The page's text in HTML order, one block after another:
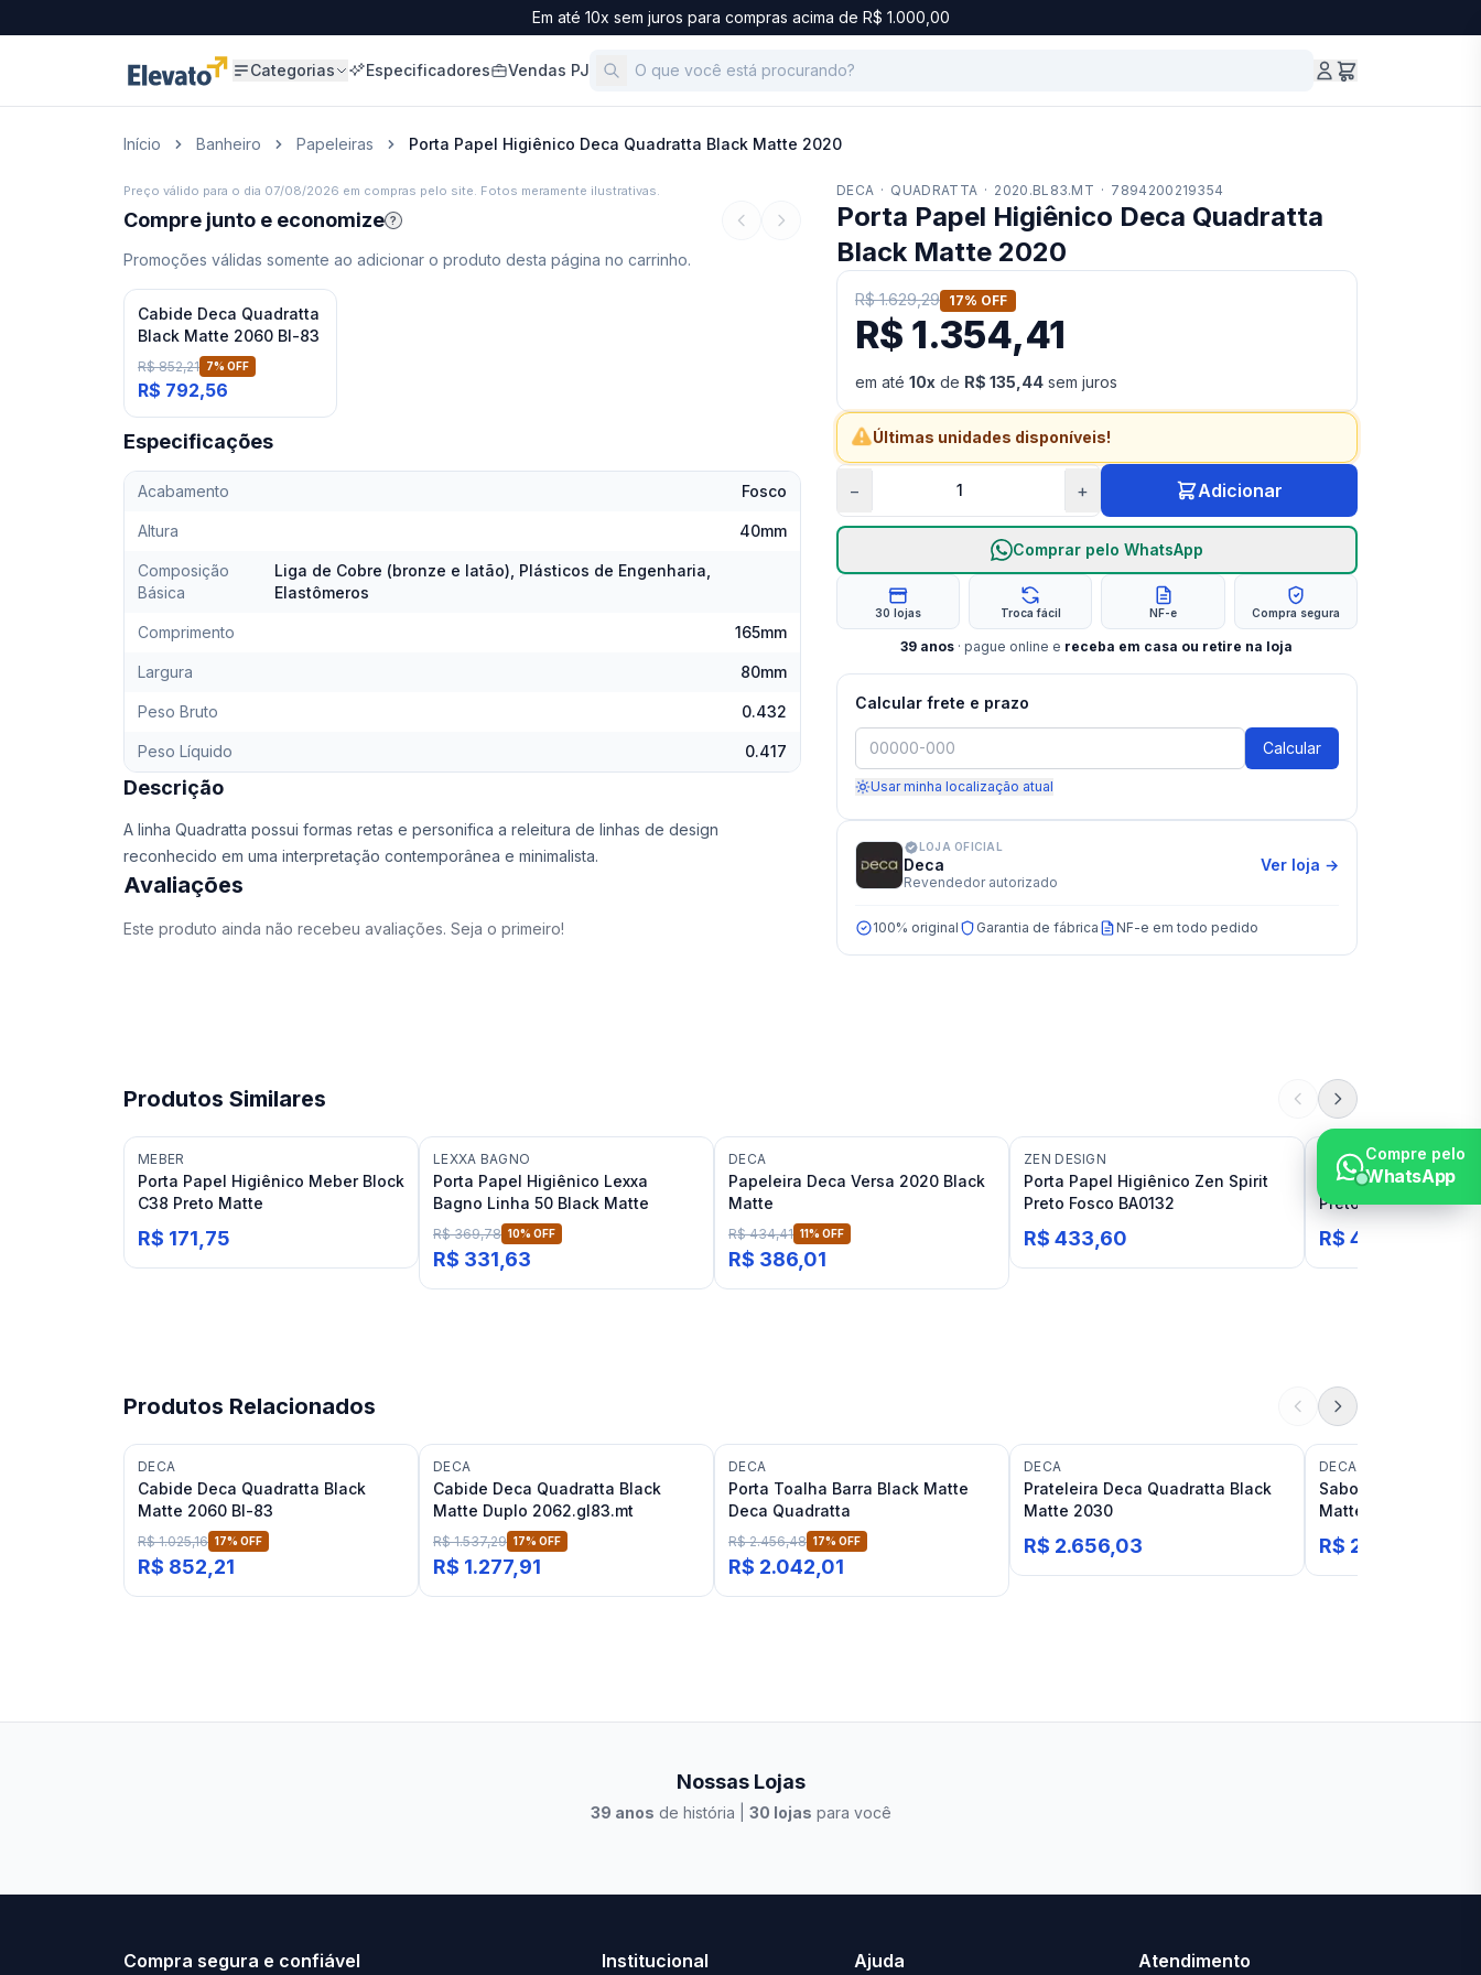
Em até 10x sem juros para compras acima de R$ 1.000,00
Categorias Especificadores Vendas PJ
Início Banheiro Papeleiras Porta Papel Higiênico Deca Quadratta Black Matte 2020
Preço válido para o dia 07/08/2026 em compras pelo site. Fotos meramente ilustrativas.
Compre junto e economize ?
Promoções válidas somente ao adicionar o produto desta página no carrinho.
Cabide Deca Quadratta
Black Matte 2060 Bl-83
R$ 852,21 7% OFF
R$ 792,56
Especificações
Acabamento Fosco
Altura 40mm
Composição
Básica
Liga de Cobre (bronze e latão), Plásticos de Engenharia,
Elastômeros
Comprimento 165mm
Largura 80mm
Peso Bruto 0.432
Peso Líquido 0.417
Descrição
A linha Quadratta possui formas retas e personifica a releitura de linhas de design
reconhecido em uma interpretação contemporânea e minimalista.
Avaliações
Este produto ainda não recebeu avaliações. Seja o primeiro!
DECA · QUADRATTA · 2020.BL83.MT · 7894200219354
Porta Papel Higiênico Deca Quadratta
Black Matte 2020
R$ 1.629,29 17% OFF
R$ 1.354,41
em até 10x de R$ 135,44sem juros
Últimas unidades disponíveis!
− + Adicionar
Comprar pelo WhatsApp
30 lojas Troca fácil NF-e Compra segura
39 anos · pague online e receba em casa ou retire na loja
Calcular frete e prazo
Calcular
Usar minha localização atual
LOJA OFICIAL
Deca
Revendedor autorizado
Ver loja →
100% original Garantia de fábrica NF-e em todo pedido
Produtos Similares
MEBER
Porta Papel Higiênico Meber Block
C38 Preto Matte
R$ 171,75
LEXXA BAGNO
Porta Papel Higiênico Lexxa
Bagno Linha 50 Black Matte
R$ 369,78 10% OFF
R$ 331,63
DECA
Papeleira Deca Versa 2020 Black
Matte
R$ 434,41 11% OFF
R$ 386,01
ZEN DESIGN
Porta Papel Higiênico Zen Spirit
Preto Fosco BA0132
R$ 433,60
ZEN DESIGN
Porta Papel
Preto Fosco BA0266
R$ 471,09
Produtos Relacionados
DECA
Cabide Deca Quadratta Black
Matte 2060 Bl-83
R$ 1.025,16 17% OFF
R$ 852,21
DECA
Cabide Deca Quadratta Black
Matte Duplo 2062.gl83.mt
R$ 1.537,29 17% OFF
R$ 1.277,91
DECA
Porta Toalha Barra Black Matte
Deca Quadratta
R$ 2.456,48 17% OFF
R$ 2.042,01
DECA
Prateleira Deca Quadratta Black
Matte 2030
R$ 2.656,03
DECA
Saboneteira de
Matte Deca
R$ 2.797,92
Nossas Lojas
39 anos de história | 30 lojas para você
Elevato Xangri-Lá
Compra segura e confiável
Institucional Ajuda Atendimento
Compre pelo
WhatsApp